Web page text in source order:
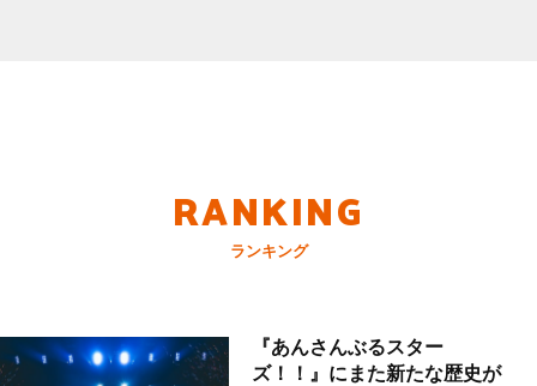
RANKING
ランキング
『あんさんぶるスター
ズ！！』にまた新たな歴史が